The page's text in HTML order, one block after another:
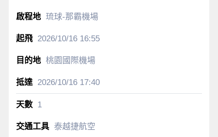
琉球-那霸機場
2026/10/1616:55
桃園國際機場
2026/10/1617:40
1
泰越捷航空